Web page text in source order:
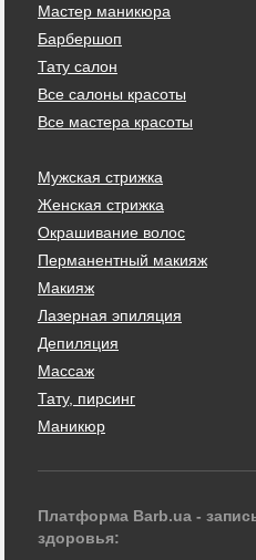
Мастер маникюра
Барбершоп
Тату салон
Все салоны красоты
Все мастера красоты
Мужская стрижка
Женская стрижка
Окрашивание волос
Перманентный макияж
Макияж
Лазерная эпиляция
Депиляция
Массаж
Тату, пирсинг
Маникюр
Платформа Barb.ua -
здоровья: